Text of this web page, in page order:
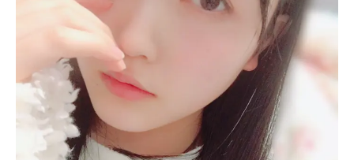
お悩み相談
MODEL'S BLOG
TikTok
Instagram
YouTube
FORTUNE